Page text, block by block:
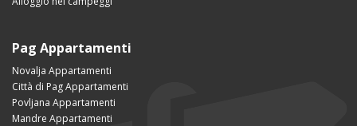
Pag Appartamenti
Novalja Appartamenti
Città di Pag Appartamenti
Povljana Appartamenti
Mandre Appartamenti